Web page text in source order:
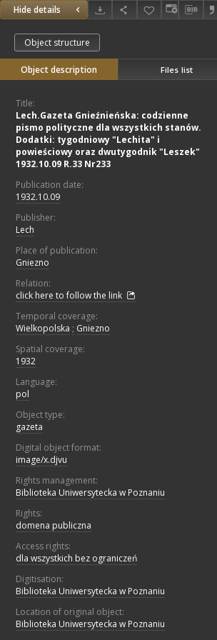
Hide details
Object structure
Object description Files list
Title:
Lech.Gazeta Gnieźnieńska: codzienne
pismo polityczne dla wszystkich stanów.
Dodatki: tygodniowy "Lechita" i
powieściowy oraz dwutygodnik "Leszek"
1932.10.09 R.33 Nr233
Publication date:
1932.10.09
Publisher:
Lech
Place of publication:
Gniezno
Relation:
click here to follow the link
Temporal coverage:
Wielkopolska ; Gniezno
Spatial coverage:
1932
Language:
pol
Object type:
gazeta
Digital object format:
image/x.djvu
Rights management:
Biblioteka Uniwersytecka w Poznaniu
Rights:
domena publiczna
Access rights:
dla wszystkich bez ograniczeń
Digitisation:
Biblioteka Uniwersytecka w Poznaniu
Location of original object:
Biblioteka Uniwersytecka w Poznaniu